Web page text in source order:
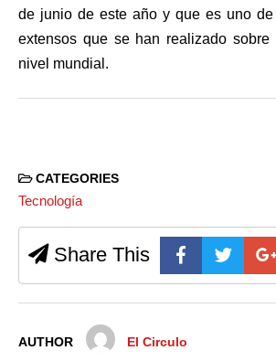
de junio de este año y que es uno
extensos que se han realizado sobre
nivel mundial.
CATEGORIES
Tecnología
Share This
AUTHOR El Circulo